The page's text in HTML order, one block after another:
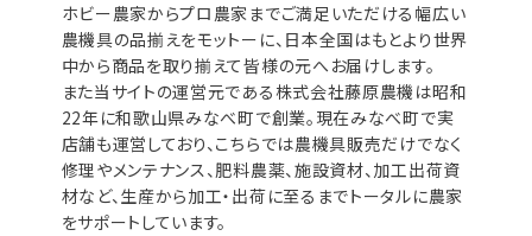
ホビー農家からプロ農家までご満足いただける幅広い
農機具の品揃えをモットーに、日本全国はもとより世界
中から商品を取り揃えて皆様の元へお届けします。
また当サイトの運営元である株式会社藤原農機は昭和
22年に和歌山県みなべ町で創業。現在みなべ町で実
店舗も運営しており、こちらでは農機具販売だけでなく
修理やメンテナンス、肥料農薬、施設資材、加工出荷資
材など、生産から加工・出荷に至るまでトータルに農家
をサポートしています。